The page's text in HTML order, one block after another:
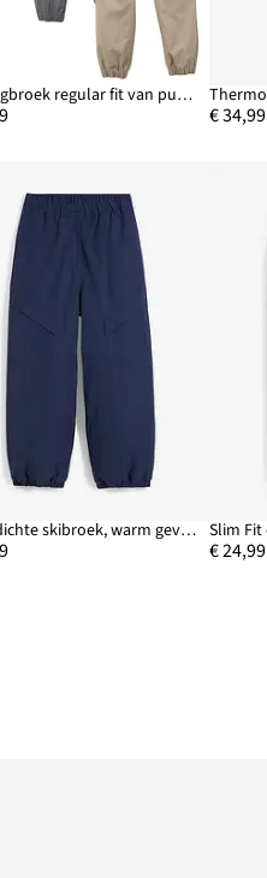
Joggingbroek regular fit van puur katoen (set van 3)
€ 34,99
Waterdichte skibroek, warm gevoerd
€ 24,99